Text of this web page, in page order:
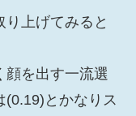
上げてみると
顔を出す一流選
とかなりス